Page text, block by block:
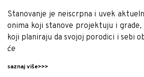
Stanovanje je neiscrpna i uvek
onima koji stanove projektuju i
koji planiraju da svojoj porodici i sebi
će
saznaj više>>>